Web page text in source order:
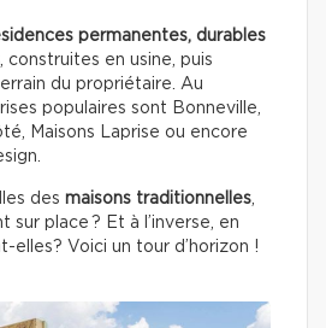
permanentes, durables
, construites en usine, puis
du propriétaire. Au
populaires sont Bonneville,
Maisons Laprise ou encore
des maisons traditionnelles,
sur place ? Et à l’inverse, en
elles? Voici un tour d’horizon !